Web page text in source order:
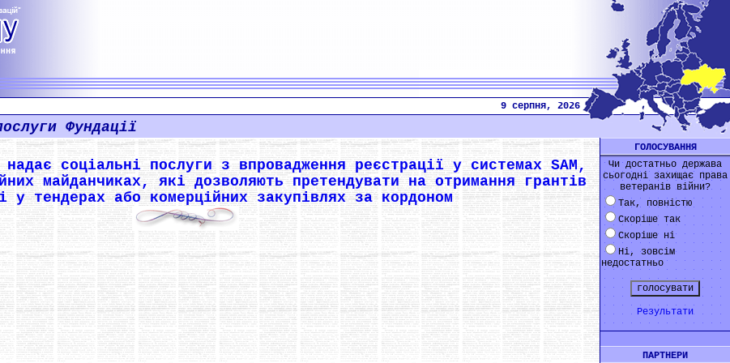
9 серпня, 2026
Фундації
соціальні послуги з впровадження реєстрації у системах SAM,
майданчиках, які дозволяють претендувати на отримання грантів
у тендерах або комерційних закупівлях за кордоном
ГОЛОСУВАННЯ
Чи достатньо держава
сьогодні захищає права
ветеранів війни?
Так, повністю
Скоріше так
Скоріше ні
Ні, зовсім
недостатньо
Результати
ПАРТНЕРИ